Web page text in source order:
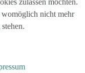
zulassen möchten.
womöglich nicht mehr